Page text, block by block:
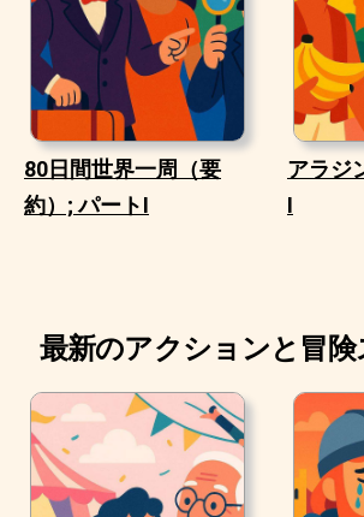
80日間世界一周（要
約）; パートI
アラジ
I
最新のアクションと冒